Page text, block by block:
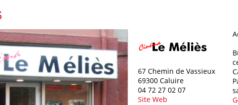
67 Chemin de Vassieux
69300 Caluire
04 72 27 02 07
Site Web